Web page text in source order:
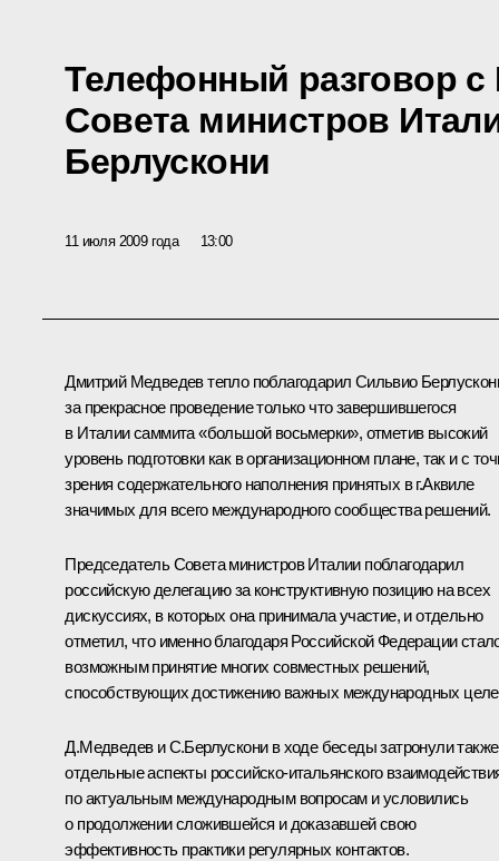
Телефонный разговор с
Совета министров
Берлускони
11 июля 2009 года 13:00
Дмитрий Медведев тепло поблагодарил Сильвио
за прекрасное проведение только что завершившегося
в Италии саммита «большой восьмерки», отметив высокий
уровень подготовки как в организационном плане, так и с
зрения содержательного наполнения принятых в г.Аквиле
значимых для всего международного сообщества решений.
Председатель Совета министров Италии поблагодарил
российскую делегацию за конструктивную позицию на всех
дискуссиях, в которых она принимала участие, и отдельно
отметил, что именно благодаря Российской Федерации
возможным принятие многих совместных решений,
способствующих достижению важных международных
Д.Медведев и С.Берлускони в ходе беседы затронули также
отдельные аспекты российско-итальянского
по актуальным международным вопросам и условились
о продолжении сложившейся и доказавшей свою
эффективность практики регулярных контактов.